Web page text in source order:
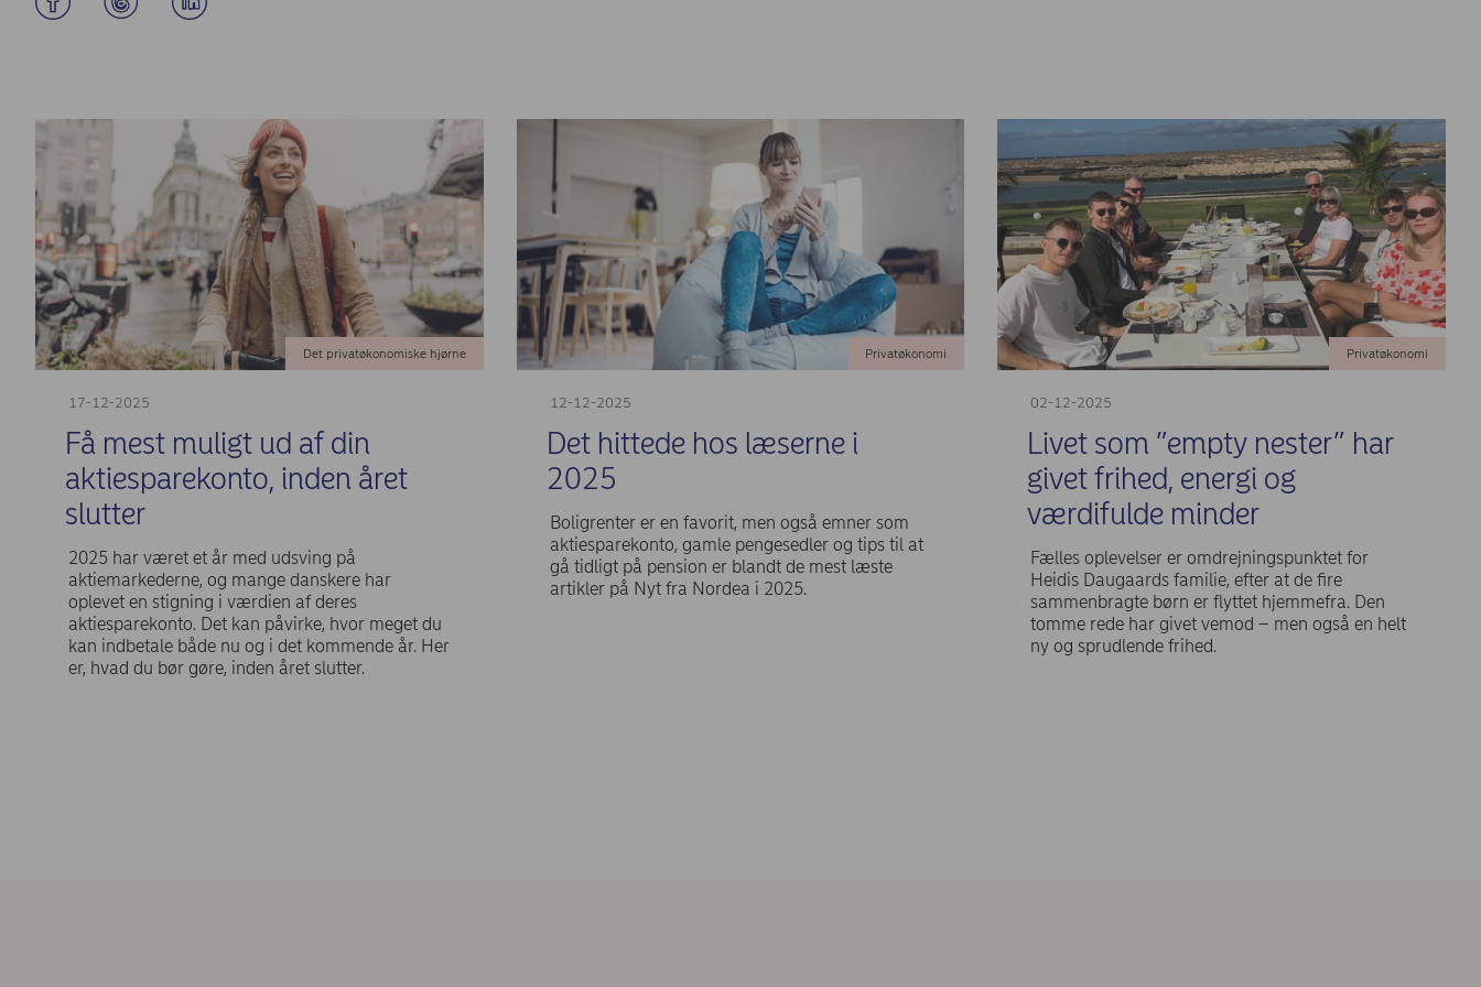
17-12-2025
Det privatøkonomiske hjørne
Få mest muligt ud af din
aktiesparekonto, inden året
slutter
2025 har været et år med udsving på
aktiemarkederne, og mange danskere har
oplevet en stigning i værdien af deres
aktiesparekonto. Det kan påvirke, hvor meget du
kan indbetale både nu og i det kommende år. Her
er, hvad du bør gøre, inden året slutter.
12-12-2025
Privatøkonomi
Det hittede hos læserne i
2025
Boligrenter er en favorit, men også emner som
aktiesparekonto, gamle pengesedler og tips til at
gå tidligt på pension er blandt de mest læste
artikler på Nyt fra Nordea i 2025.
02-12-2025
Privatøkonomi
Livet som ”empty nester” har
givet frihed, energi og
værdifulde minder
Fælles oplevelser er omdrejningspunktet for
Heidis Daugaards familie, efter at de fire
sammenbragte børn er flyttet hjemmefra. Den
tomme rede har givet vemod – men også en helt
ny og sprudlende frihed.